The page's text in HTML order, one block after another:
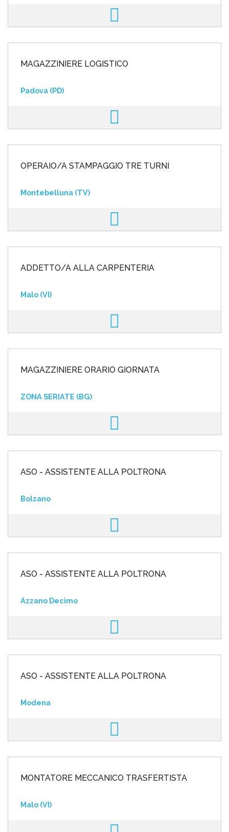
MAGAZZINIERE LOGISTICO
Padova (PD)
OPERAIO/A STAMPAGGIO TRE TURNI
Montebelluna (TV)
ADDETTO/A ALLA CARPENTERIA
Malo (VI)
MAGAZZINIERE ORARIO GIORNATA
ZONA SERIATE (BG)
ASO - ASSISTENTE ALLA POLTRONA
Bolzano
ASO - ASSISTENTE ALLA POLTRONA
Azzano Decimo
ASO - ASSISTENTE ALLA POLTRONA
Modena
MONTATORE MECCANICO TRASFERTISTA
Malo (VI)